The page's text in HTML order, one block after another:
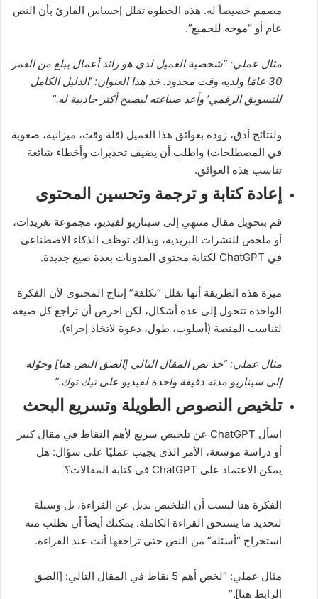
مصمم خصيصاً له. هذه الخطوة تقلل إحساس القارئ بأن النص
عام أو “موجه للجميع”.
مثال عملي: “شخصية العميل لدي هو رائد أعمال يبلغ من العمر
30 عامًا ولديه وقت محدود. خذ هذا العنوان: ‘الدليل الكامل
للتسويق الرقمي’ وأعد صياغته ليصبح أكثر جاذبية له.”
ولنتائج أدق، زوده بعوائق هذا العميل (قلة وقت، ميزانية، صعوبة
في المصطلحات) واطلب أن يضيف تحذيرات وأخطاء شائعة
تناسب هذه العوائق.
إعادة كتابة و ترجمة وتحسين المحتوى
قم بتحويل مقال منتهي إلى سيناريو لفيديو، مجموعة تغريدات،
أو ملخص للنشرات البريدية، وبذلك توظف الذكاء الاصطناعي
في ChatGPT لكتابة محتوى المدونات بعدة صيغ جديدة.
ميزة هذه الطريقة أنها تقلل “تكلفة” إنتاج المحتوى لأن الفكرة
الواحدة تتحول إلى عدة أشكال، لكن احرص أن تراجع كل صيغة
لتناسب المنصة (أسلوب، طول، دعوة لاتخاذ إجراء).
مثال عملي: “خذ نص المقال التالي [الصق النص هنا] وحوّله
إلى سيناريو مدته دقيقة واحدة لفيديو على تيك توك.”
تلخيص النصوص الطويلة وتسريع البحث
اسأل ChatGPT عن تلخيص سريع لأهم النقاط في مقال كبير
أو دراسة موسعة، الأمر الذي يجيب عمليًا على سؤال: هل
يمكن الاعتماد على ChatGPT في كتابة المقالات؟
الفكرة هنا ليست أن التلخيص بديل عن القراءة، بل وسيلة
لتحديد ما يستحق القراءة الكاملة. يمكنك أيضاً أن تطلب منه
استخراج “أسئلة” من النص حتى تراجعها أنت عند القراءة.
مثال عملي: “لخص أهم 5 نقاط في المقال التالي: [الصق
الرابط هنا].”